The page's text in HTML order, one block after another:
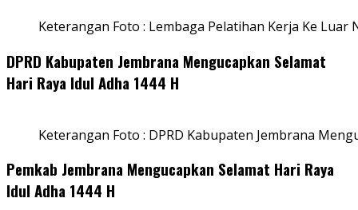
Keterangan Foto : Lembaga Pelatihan Kerja Ke Luar
DPRD Kabupaten Jembrana Mengucapkan Selamat
Hari Raya Idul Adha 1444 H
Keterangan Foto : DPRD Kabupaten Jembrana
Pemkab Jembrana Mengucapkan Selamat Hari Raya
Idul Adha 1444 H